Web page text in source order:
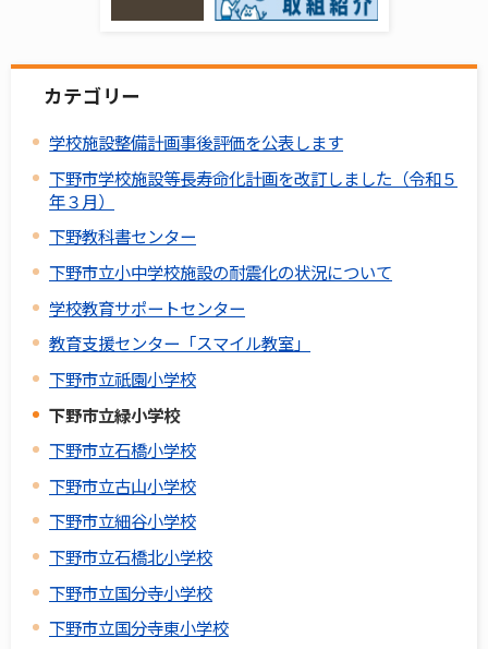
カテゴリー
学校施設整備計画事後評価を公表します
下野市学校施設等長寿命化計画を改訂しました（令和５
年３月）
下野教科書センター
下野市立小中学校施設の耐震化の状況について
学校教育サポートセンター
教育支援センター「スマイル教室」
下野市立祇園小学校
下野市立緑小学校
下野市立石橋小学校
下野市立古山小学校
下野市立細谷小学校
下野市立石橋北小学校
下野市立国分寺小学校
下野市立国分寺東小学校